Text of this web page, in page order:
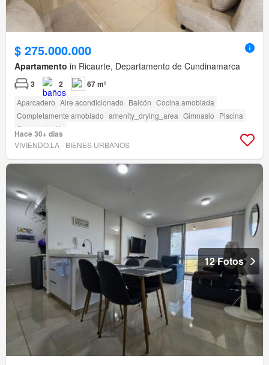
$ 275.000.000
Apartamento in Ricaurte, Departamento de Cundinamarca
3 2 67 m²
Aparcadero Aire acondicionado Balcón Cocina amoblada
Completamente amoblado amenity_drying_area Gimnasio Piscina
Sauna
Jardín
Hace 30+ días
VIVIENDO.LA - BIENES URBANOS
12 Fotos